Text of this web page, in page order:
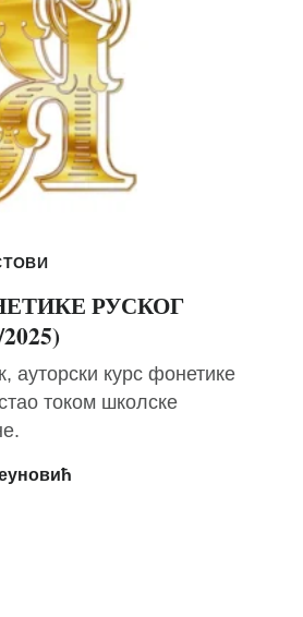
РУСКОГ
ауторски курс фонетике
током школске